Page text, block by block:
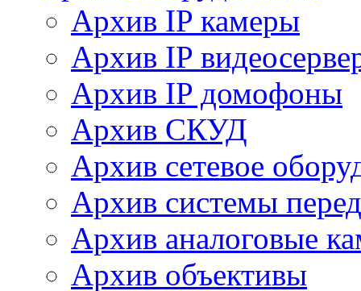
Архив IP камеры
Архив IP
Архив IP домофоны
Архив СКУД
Архив сетевое
Архив системы
Архив аналоговые
Архив объективы